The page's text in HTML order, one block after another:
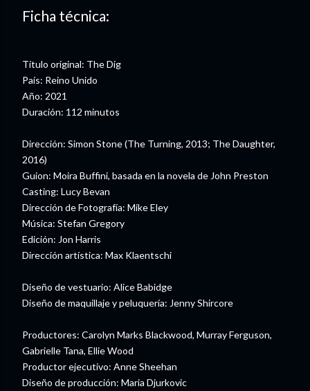
Ficha técnica:
Título original: The Dig
País: Reino Unido
Año: 2021
Duración: 112 minutos
Dirección: Simon Stone (The Turning, 2013; The Daughter,
2016)
Guion: Moira Buffini, basada en la novela de John Preston
Casting: Lucy Bevan
Dirección de Fotografía: Mike Eley
Música: Stefan Gregory
Edición: Jon Harris
Dirección artística: Max Klaentschi
Diseño de vestuario: Alice Babidge
Diseño de maquillaje y peluquería: Jenny Shircore
Productores: Carolyn Marks Blackwood, Murray Ferguson,
Gabrielle Tana, Ellie Wood
Productor ejecutivo: Anne Sheehan
Diseño de producción: Maria Djurkovic